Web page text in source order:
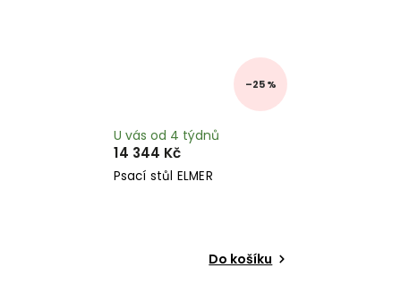
–25 %
Psací stůl ELMER
U vás od 4 týdnů
14 344 Kč
Do košíku